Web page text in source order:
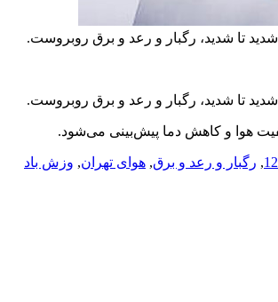
تا شدید، رگبار و رعد و برق روبروست.
تا شدید، رگبار و رعد و برق روبروست.
هوا و کاهش دما پیش‌بینی می‌شود.
, رگبار و رعد و برق, هوای تهران, وزش باد